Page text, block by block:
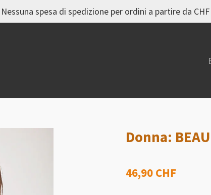
Nessuna spesa di spedizione per ordini a partire da CHF
Donna:
46,90 CHF